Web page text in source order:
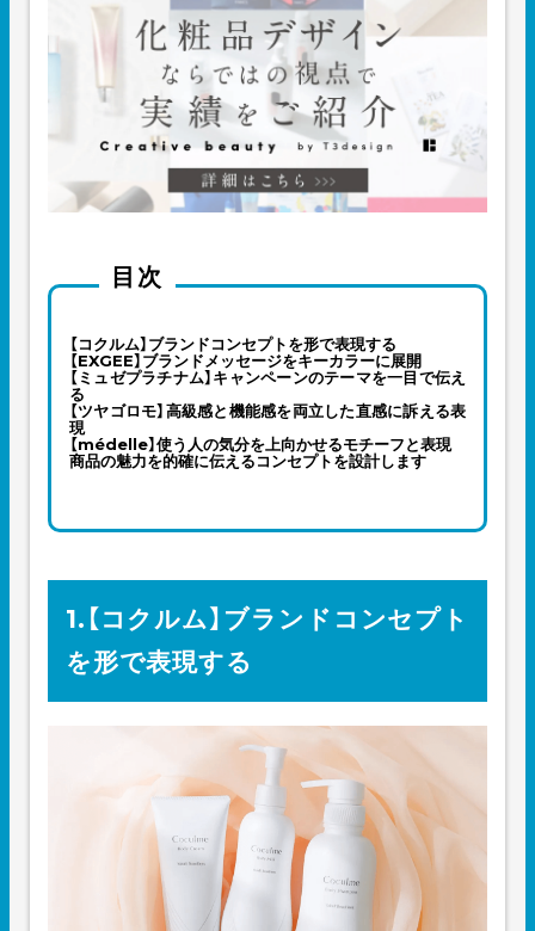
目次
【コクルム】ブランドコンセプトを形で表現する
【EXGEE】ブランドメッセージをキーカラーに展開
【ミュゼプラチナム】キャンペーンのテーマを一目で伝え
る
【ツヤゴロモ】高級感と機能感を両立した直感に訴える表
現
【médelle】使う人の気分を上向かせるモチーフと表現
商品の魅力を的確に伝えるコンセプトを設計します
1.【コクルム】ブランドコンセプト
を形で表現する